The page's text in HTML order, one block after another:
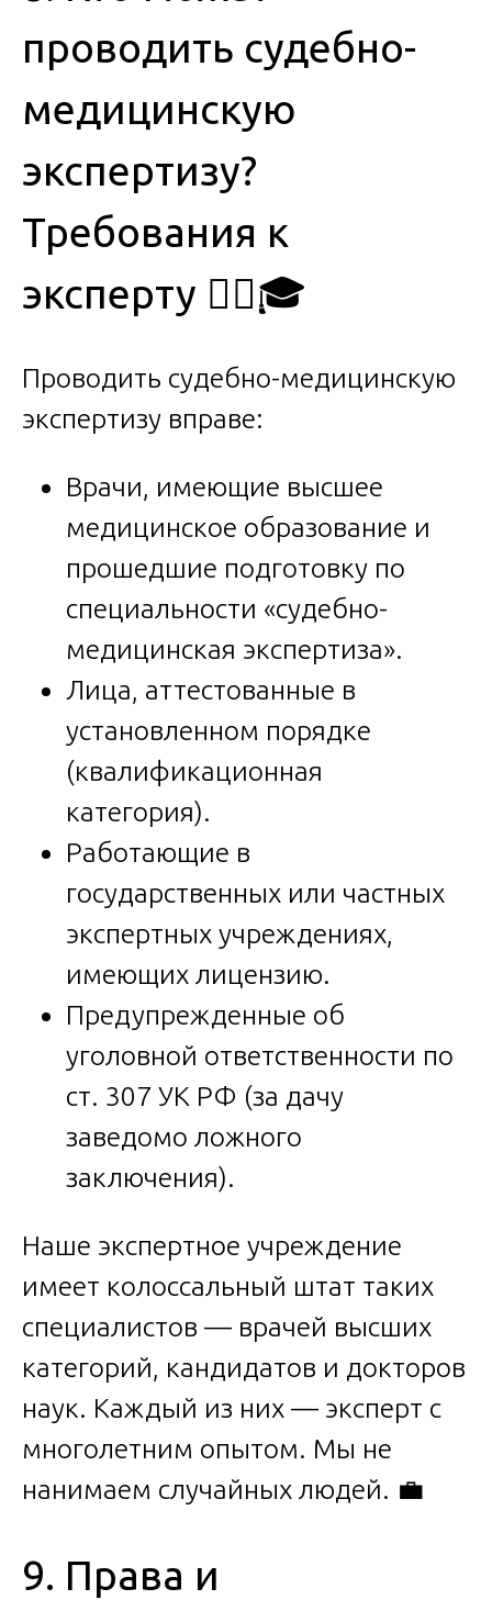
проводить судебно-
медицинскую
экспертизу?
Требования к
эксперту 👨‍⚕️🎓
Проводить судебно-медицинскую
экспертизу вправе:
Врачи, имеющие высшее
медицинское образование и
прошедшие подготовку по
специальности «судебно-
медицинская экспертиза».
Лица, аттестованные в
установленном порядке
(квалификационная
категория).
Работающие в
государственных или частных
экспертных учреждениях,
имеющих лицензию.
Предупрежденные об
уголовной ответственности по
ст. 307 УК РФ (за дачу
заведомо ложного
заключения).
Наше экспертное учреждение
имеет колоссальный штат таких
специалистов — врачей высших
категорий, кандидатов и докторов
наук. Каждый из них — эксперт с
многолетним опытом. Мы не
нанимаем случайных людей. 💼
9. Права и